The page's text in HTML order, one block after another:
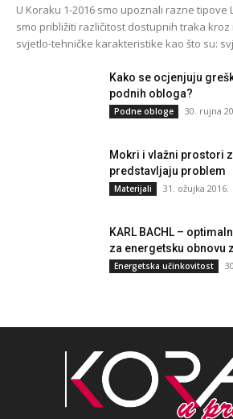
U Koraku 1-2016 smo upoznali razne tipove
smo približiti različitost dostupnih traka
svjetlo-tehničke karakteristike kao što su:
Kako se ocjenjuju
podnih obloga?
Podne obloge 30. rujna
Mokri i vlažni prostori
predstavljaju problem
Materijali 31. ožujka 2016.
KARL BACHL –
za energetsku obnovu
Energetska učinkovitost